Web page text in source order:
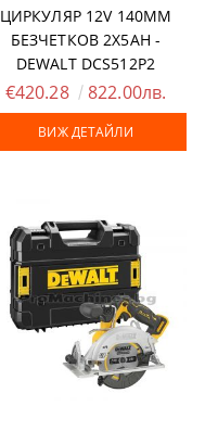
ЦИРКУЛЯР 12V 140ММ
БЕЗЧЕТКОВ 2X5AH -
DEWALT DCS512P2
€420.28 822.00лв.
ВИЖ ДЕТАЙЛИ